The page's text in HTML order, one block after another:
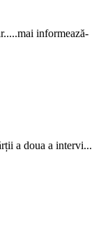
informează-
a doua a intervi...